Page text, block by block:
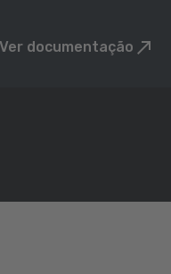
Ver documentação